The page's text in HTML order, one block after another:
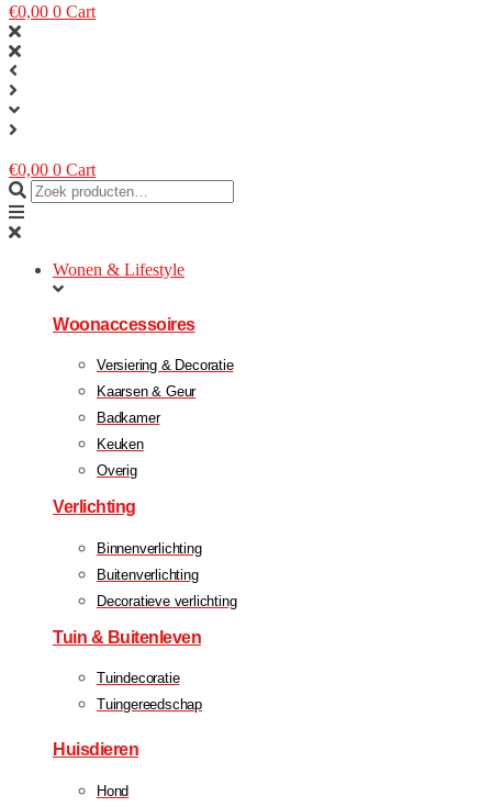
€0,00 0 Cart
€0,00 0 Cart
Wonen & Lifestyle
Woonaccessoires
Versiering & Decoratie
Kaarsen & Geur
Badkamer
Keuken
Overig
Verlichting
Binnenverlichting
Buitenverlichting
Decoratieve verlichting
Tuin & Buitenleven
Tuindecoratie
Tuingereedschap
Huisdieren
Hond